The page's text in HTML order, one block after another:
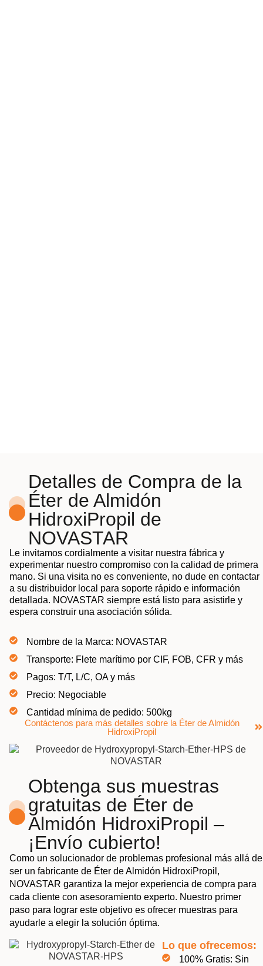
Detalles de Compra de la
Éter de Almidón
HidroxiPropil de
NOVASTAR
Le invitamos cordialmente a visitar nuestra fábrica y
experimentar nuestro compromiso con la calidad de primera
mano. Si una visita no es conveniente, no dude en contactar
a su distribuidor local para soporte rápido e información
detallada. NOVASTAR siempre está listo para asistirle y
espera construir una asociación sólida.
Nombre de la Marca: NOVASTAR
Transporte: Flete marítimo por CIF, FOB, CFR y más
Pagos: T/T, L/C, OA y más
Precio: Negociable
Cantidad mínima de pedido: 500kg
Contáctenos para más detalles sobre la Éter de Almidón
HidroxiPropil
Obtenga sus muestras
gratuitas de Éter de
Almidón HidroxiPropil –
¡Envío cubierto!
Como un solucionador de problemas profesional más allá de
ser un fabricante de Éter de Almidón HidroxiPropil,
NOVASTAR garantiza la mejor experiencia de compra para
cada cliente con asesoramiento experto. Nuestro primer
paso para lograr este objetivo es ofrecer muestras para
ayudarle a elegir la solución óptima.
Lo que ofrecemos:
100% Gratis: Sin